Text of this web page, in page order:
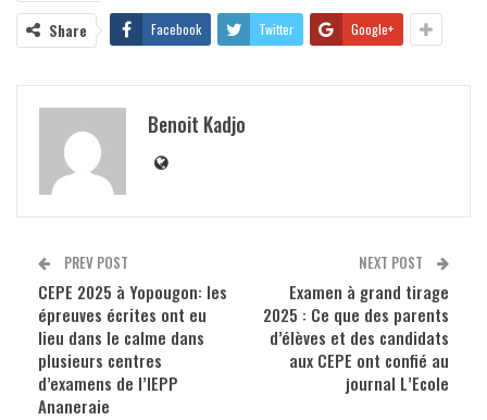
Share Facebook Twitter Google+
Benoit Kadjo
PREV POST
CEPE 2025 à Yopougon: les
épreuves écrites ont eu
lieu dans le calme dans
plusieurs centres
d’examens de l’IEPP
Ananeraie
NEXT POST
Examen à grand tirage
2025 : Ce que des parents
d’élèves et des candidats
aux CEPE ont confié au
journal L’Ecole